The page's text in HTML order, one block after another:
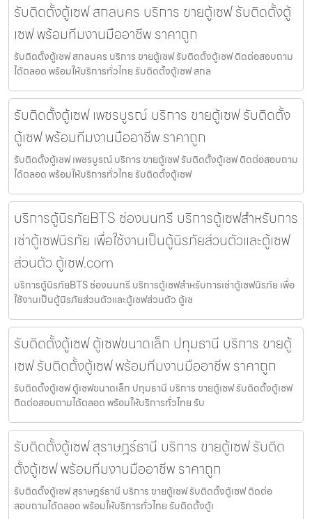
รับติดตั้งตู้เซฟ สกลนคร บริการ ขายตู้เซฟ รับติดตั้งตู้
เซฟ พร้อมทีมงานมืออาชีพ ราคาถูก
รับติดตั้งตู้เซฟ สกลนคร บริการ ขายตู้เซฟ รับติดตั้งตู้เซฟ ติดต่อสอบถาม
ได้ตลอด พร้อมให้บริการทั่วไทย รับติดตั้งตู้เซฟ สกล
รับติดตั้งตู้เซฟ เพชรบูรณ์ บริการ ขายตู้เซฟ รับติดตั้ง
ตู้เซฟ พร้อมทีมงานมืออาชีพ ราคาถูก
รับติดตั้งตู้เซฟ เพชรบูรณ์ บริการ ขายตู้เซฟ รับติดตั้งตู้เซฟ ติดต่อสอบถาม
ได้ตลอด พร้อมให้บริการทั่วไทย รับติดตั้งตู้เซฟ
บริการตู้นิรภัยBTS ช่องนนทรี บริการตู้เซฟสำหรับการ
เช่าตู้เซฟนิรภัย เพื่อใช้งานเป็นตู้นิรภัยส่วนตัวและตู้เซฟ
ส่วนตัว ตู้เซฟ.com
บริการตู้นิรภัยBTS ช่องนนทรี บริการตู้เซฟสำหรับการเช่าตู้เซฟนิรภัย เพื่อ
ใช้งานเป็นตู้นิรภัยส่วนตัวและตู้เซฟส่วนตัว ตู้เซ
รับติดตั้งตู้เซฟ ตู้เซฟขนาดเล็ก ปทุมธานี บริการ ขายตู้
เซฟ รับติดตั้งตู้เซฟ พร้อมทีมงานมืออาชีพ ราคาถูก
รับติดตั้งตู้เซฟ ตู้เซฟขนาดเล็ก ปทุมธานี บริการ ขายตู้เซฟ รับติดตั้งตู้เซฟ
ติดต่อสอบถามได้ตลอด พร้อมให้บริการทั่วไทย รับ
รับติดตั้งตู้เซฟ สุราษฎร์ธานี บริการ ขายตู้เซฟ รับติด
ตั้งตู้เซฟ พร้อมทีมงานมืออาชีพ ราคาถูก
รับติดตั้งตู้เซฟ สุราษฎร์ธานี บริการ ขายตู้เซฟ รับติดตั้งตู้เซฟ ติดต่อ
สอบถามได้ตลอด พร้อมให้บริการทั่วไทย รับติดตั้งตู้เ